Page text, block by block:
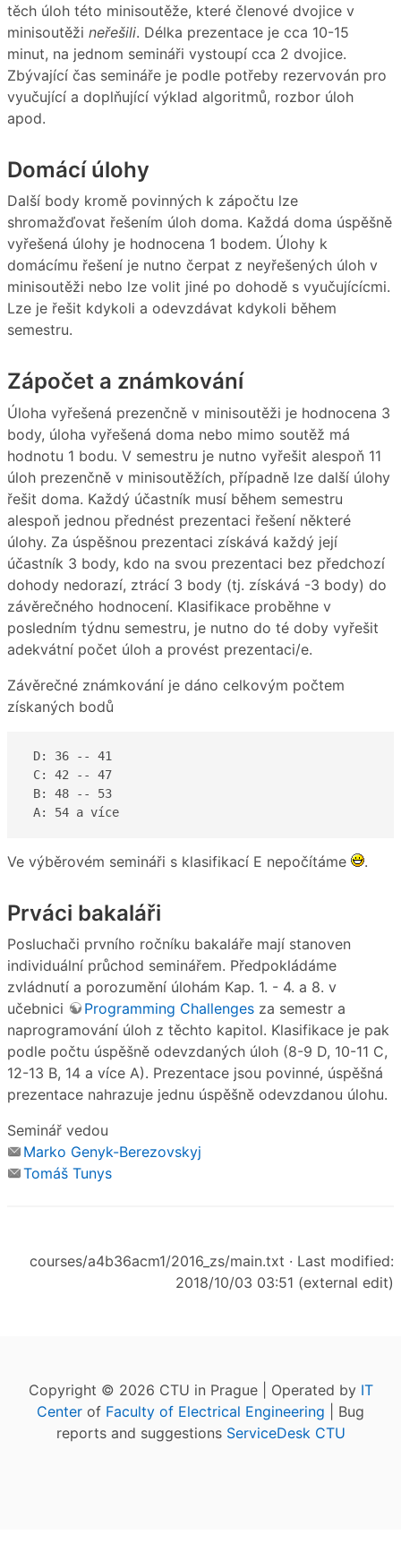
těch úloh této minisoutěže, které členové dvojice v
minisoutěži neřešili. Délka prezentace je cca 10-15
minut, na jednom semináři vystoupí cca 2 dvojice.
Zbývající čas semináře je podle potřeby rezervován pro
vyučující a doplňující výklad algoritmů, rozbor úloh
apod.
Domácí úlohy
Další body kromě povinných k zápočtu lze
shromažďovat řešením úloh doma. Každá doma úspěšně
vyřešená úlohy je hodnocena 1 bodem. Úlohy k
domácímu řešení je nutno čerpat z neyřešených úloh v
minisoutěži nebo lze volit jiné po dohodě s vyučujícícmi.
Lze je řešit kdykoli a odevzdávat kdykoli během
semestru.
Zápočet a známkování
Úloha vyřešená prezenčně v minisoutěži je hodnocena 3
body, úloha vyřešená doma nebo mimo soutěž má
hodnotu 1 bodu. V semestru je nutno vyřešit alespoň 11
úloh prezenčně v minisoutěžích, případně lze další úlohy
řešit doma. Každý účastník musí během semestru
alespoň jednou přednést prezentaci řešení některé
úlohy. Za úspěšnou prezentaci získává každý její
účastník 3 body, kdo na svou prezentaci bez předchozí
dohody nedorazí, ztrácí 3 body (tj. získává -3 body) do
závěrečného hodnocení. Klasifikace proběhne v
posledním týdnu semestru, je nutno do té doby vyřešit
adekvátní počet úloh a provést prezentaci/e.
Závěrečné známkování je dáno celkovým počtem
získaných bodů
D: 36 -- 41
C: 42 -- 47
B: 48 -- 53
A: 54 a více
Ve výběrovém semináři s klasifikací E nepočítáme .
Prváci bakaláři
Posluchači prvního ročníku bakaláře mají stanoven
individuální průchod seminářem. Předpokládáme
zvládnutí a porozumění úlohám Kap. 1. - 4. a 8. v
učebnici
Programming Challenges za semestr a
naprogramování úloh z těchto kapitol. Klasifikace je pak
podle počtu úspěšně odevzdaných úloh (8-9 D, 10-11 C,
12-13 B, 14 a více A). Prezentace jsou povinné, úspěšná
prezentace nahrazuje jednu úspěšně odevzdanou úlohu.
Seminář vedou
Marko Genyk-Berezovskyj
Tomáš Tunys
courses/a4b36acm1/2016_zs/main.txt · Last modified:
2018/10/03 03:51 (external edit)
Copyright © 2026 CTU in Prague | Operated by IT
Center of Faculty of Electrical Engineering | Bug
reports and suggestions ServiceDesk CTU